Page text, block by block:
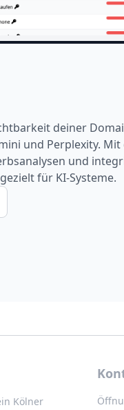
deiner
und Perplexity.
und
für KI-Systeme.
Kölner